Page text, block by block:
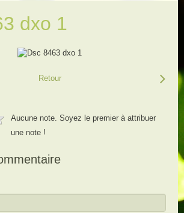
dxo 1
Retour
Aucune note. Soyez le premier à attribuer
une note !